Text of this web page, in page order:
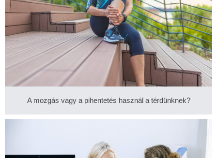
A mozgás vagy a pihentetés használ a térdünknek?